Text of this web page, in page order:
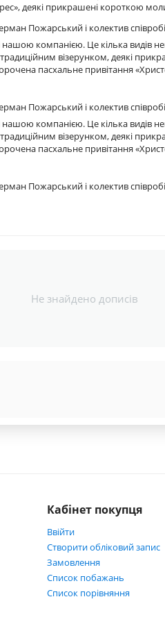
деякі прикрашені короткою
Пожарський і колектив
нашою компанією. Це кілька видів
візерунком, деякі
пасхальне привітання
Пожарський і колектив
нашою компанією. Це кілька видів
візерунком, деякі
пасхальне привітання
Пожарський і колектив
Не знайдено дописів
Кабінет покупця
Ввійти
Створити обліковий запис
Замовлення
Список побажань
Cписок порівняння